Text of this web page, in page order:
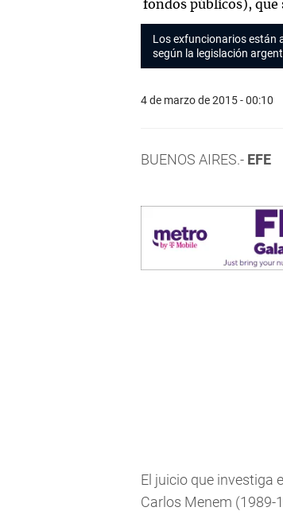
Los exfuncionarios están
según la legislación
4 de marzo de 2015 - 00:10
BUENOS AIRES.- EFE
El juicio que investiga
Carlos Menem (1989-